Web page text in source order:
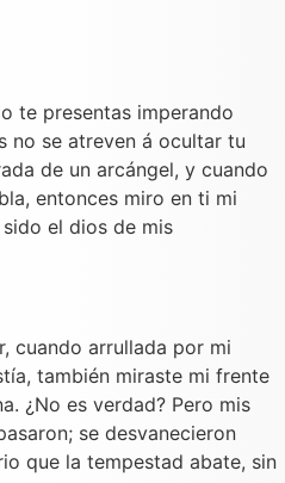
te presentas imperando
no se atreven á ocultar tu
de un arcángel, y cuando
entonces miro en ti mi
el dios de mis
cuando arrullada por mi
también miraste mi frente
¿No es verdad? Pero mis
se desvanecieron
que la tempestad abate, sin